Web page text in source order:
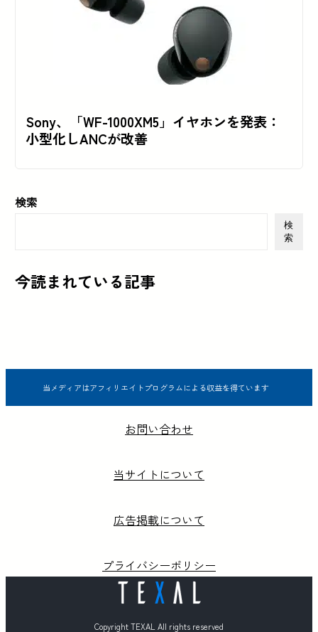
Sony、「WF-1000XM5」イヤホンを発表：
小型化しANCが改善
検索
検
索
今読まれている記事
当メディアはアフィリエイトプログラムによる収益を得ています
お問い合わせ
当サイトについて
広告掲載について
プライバシーポリシー
Copyright TEXAL All rights reserved